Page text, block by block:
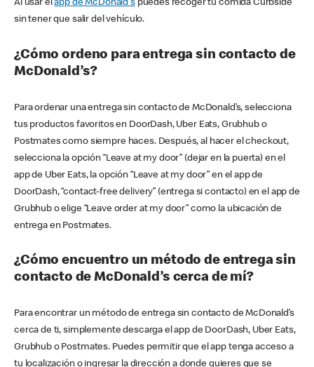
Al usar elapp de McDonald'spuedes recoger tu comida Curbside
sin tener que salir del vehículo.
¿Cómo ordeno para entrega sin contacto de
McDonald’s?
Para ordenar una entrega sin contacto de McDonald’s, selecciona
tus productos favoritos en DoorDash, Uber Eats, Grubhub o
Postmates como siempre haces. Después, al hacer el checkout,
selecciona la opción “Leave at my door” (dejar en la puerta) en el
app de Uber Eats, la opción “Leave at my door” en el app de
DoorDash, “contact-free delivery” (entrega si contacto) en el app de
Grubhub o elige “Leave order at my door” como la ubicación de
entrega en Postmates.
¿Cómo encuentro un método de entrega sin
contacto de McDonald’s cerca de mí?
Para encontrar un método de entrega sin contacto de McDonald’s
cerca de ti, simplemente descarga el app de DoorDash, Uber Eats,
Grubhub o Postmates. Puedes permitir que el app tenga acceso a
tu localización o ingresar la dirección a donde quieres que se